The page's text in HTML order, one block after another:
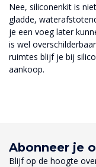
Nee, siliconenkit is
gladde,
je een voeg later
is wel
ruimtes blijf je bij
aankoop.
Abonneer je
Blijf op de hoogte